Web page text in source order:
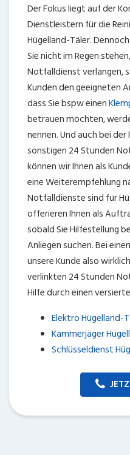
Der Fokus liegt auf der
Dienstleistern für die
Hügelland-Täler.
Sie nicht im Regen
Notfalldienst verlangen,
Kunden den geeigneten
dass Sie bspw einen
betrauen möchten,
nennen. Und auch bei
sonstigen 24 Stunden
können wir Ihnen als
eine Weiterempfehlung
Notfalldienste sind für
offerieren Ihnen als
sobald Sie Hilfestellung
Anliegen suchen. Bei
unsere Kunde also
verlinkten 24 Stunden
Hilfe durch einen
Elektro Hügelland-
Kammerjäger
Schlüsseldienst